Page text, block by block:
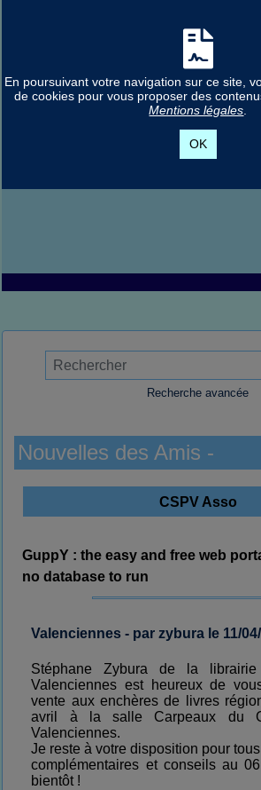
En poursuivant votre navigation sur ce site,
de cookies pour vous proposer des
Mentions légales
OK
Recherche avancée
Nouvelles des Amis -
CSPV Asso
GuppY : the easy and free web
no database to run
Valenciennes - par zybura le 11/
Stéphane Zybura de la
Valenciennes est heureux de
vente aux enchères de livres
avril à la salle Carpeaux du
Valenciennes.
Je reste à votre disposition pour
complémentaires et conseils au
bientôt !